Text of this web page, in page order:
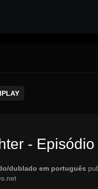
-
dublado em português